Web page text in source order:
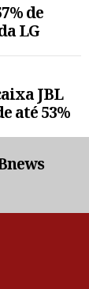
de
LG
JBL
até 53%